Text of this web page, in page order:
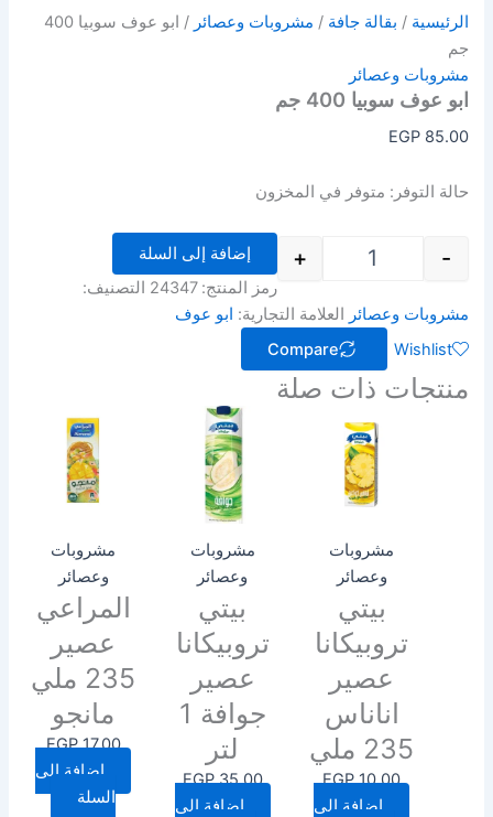
الرئيسية / بقالة جافة / مشروبات وعصائر
/ ابو عوف سوبيا 400
جم
مشروبات وعصائر
ابو عوف سوبيا 400 جم
EGP85.00
حالة التوفر: متوفر في المخزون
-
+
إضافة إلى السلة
رمز المنتج:24347
التصنيف:
مشروبات وعصائر
العلامة التجارية: ابو عوف
Wishlist
Compare
منتجات ذات صلة
مشروبات
وعصائر
بيتي
تروبيكانا
عصير
اناناس
235 ملي
EGP10.00
إضافة إلى
مشروبات
وعصائر
بيتي
تروبيكانا
عصير
جوافة 1
لتر
EGP35.00
إضافة إلى
مشروبات
وعصائر
المراعي
عصير
235 ملي
مانجو
EGP17.00
إضافة إلى
السلة